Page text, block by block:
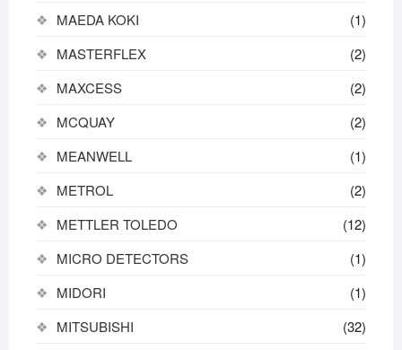
MAEDA KOKI
(1)
MASTERFLEX
(2)
MAXCESS
(2)
MCQUAY
(2)
MEANWELL
(1)
METROL
(2)
METTLER TOLEDO
(12)
MICRO DETECTORS
(1)
MIDORI
(1)
MITSUBISHI
(32)